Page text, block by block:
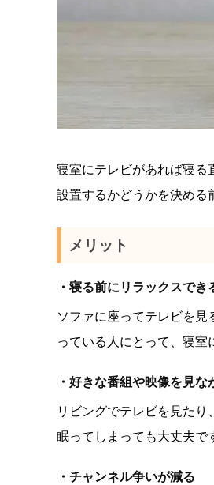
寝室にテレビがあれば寝る
設置するかどうかを決める
メリット
・寝る前にリラックスでき
ソファに座ってテレビを
っている人にとって、寝室
・好きな番組や映像を見な
リビングでテレビを見た
眠ってしまっても大丈夫で
・チャンネル争いが減る